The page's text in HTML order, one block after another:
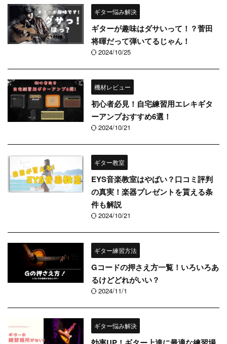
ギター悩み解決
ギターが趣味はダサいって！？菅田
将暉だって弾いてるじゃん！
2024/10/25
機材レビュー
初心者必見！自宅練習用エレキギタ
ーアンプおすすめ6選！
2024/10/21
ギター教室
EYS音楽教室はやばい？口コミ評判
の真実！楽器プレゼントを貰える条
件も解説
2024/10/21
ギター練習方法
Gコードの押さえ方一覧！いろいろあ
るけどどれがいい？
2024/11/1
ギター悩み解決